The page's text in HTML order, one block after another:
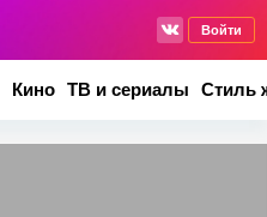
Войти
Кино ТВ и сериалы Стиль